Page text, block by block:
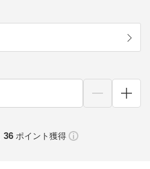
36 ポイント獲得